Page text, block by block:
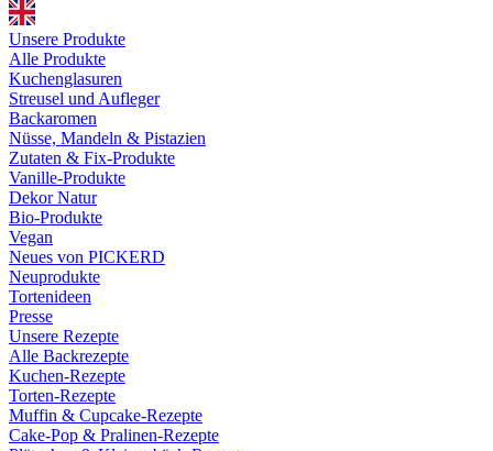
Unsere Produkte
Alle Produkte
Kuchenglasuren
Streusel und Aufleger
Backaromen
Nüsse, Mandeln & Pistazien
Zutaten & Fix-Produkte
Vanille-Produkte
Dekor Natur
Bio-Produkte
Vegan
Neues von PICKERD
Neuprodukte
Tortenideen
Presse
Unsere Rezepte
Alle Backrezepte
Kuchen-Rezepte
Torten-Rezepte
Muffin & Cupcake-Rezepte
Cake-Pop & Pralinen-Rezepte